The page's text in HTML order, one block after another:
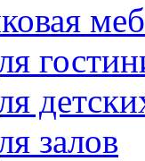
залов